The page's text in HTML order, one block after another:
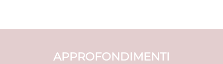
APPROFONDIMENTI